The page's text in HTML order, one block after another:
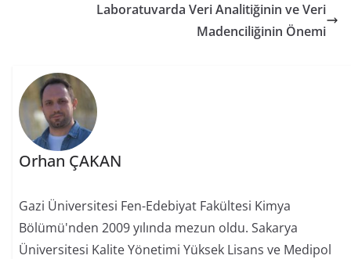
Laboratuvarda Veri Analitiğinin ve Veri
Madenciliğinin Önemi
Orhan ÇAKAN
Gazi Üniversitesi Fen-Edebiyat Fakültesi Kimya
Bölümü'nden 2009 yılında mezun oldu. Sakarya
Üniversitesi Kalite Yönetimi Yüksek Lisans ve Medipol